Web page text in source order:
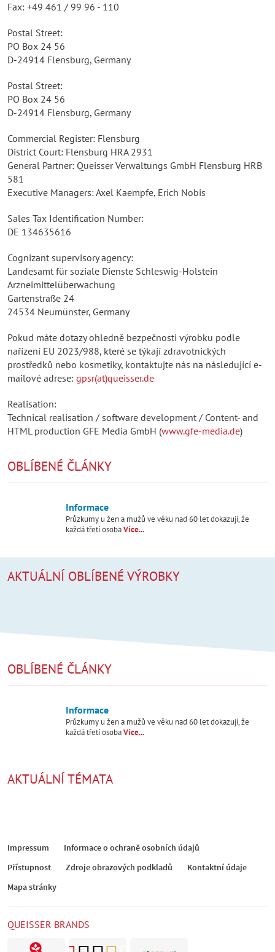
Fax: +49 461 / 99 96 - 110
Postal Street:
PO Box 24 56
D-24914 Flensburg, Germany
Postal Street:
PO Box 24 56
D-24914 Flensburg, Germany
Commercial Register: Flensburg
District Court: Flensburg HRA 2931
General Partner: Queisser Verwaltungs GmbH Flensburg HRB
581
Executive Managers: Axel Kaempfe, Erich Nobis
Sales Tax Identification Number:
DE 134635616
Cognizant supervisory agency:
Landesamt für soziale Dienste Schleswig-Holstein
Arzneimittelüberwachung
Gartenstraße 24
24534 Neumünster, Germany
Pokud máte dotazy ohledně bezpečnosti výrobku podle
nařízení EU 2023/988, které se týkají zdravotnických
prostředků nebo kosmetiky, kontaktujte nás na následující e-
mailové adrese: gpsr(at)queisser.de
Realisation:
Technical realisation / software development / Content- and
HTML production GFE Media GmbH (www.gfe-media.de)
OBLÍBENÉ ČLÁNKY
Informace
Průzkumy u žen a mužů ve věku nad 60 let dokazují, že
každá třetí osobaVíce...
AKTUÁLNÍ OBLÍBENÉ VÝROBKY
OBLÍBENÉ ČLÁNKY
Informace
Průzkumy u žen a mužů ve věku nad 60 let dokazují, že
každá třetí osobaVíce...
AKTUÁLNÍ TÉMATA
Impressum
Informace o ochraně osobních údajů
Přístupnost
Zdroje obrazových podkladů
Kontaktní údaje
Mapa stránky
QUEISSER BRANDS